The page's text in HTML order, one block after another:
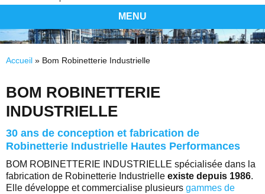
MENU
Vous êtes ici
Accueil » Bom Robinetterie Industrielle
BOM ROBINETTERIE
INDUSTRIELLE
30 ans de conception et fabrication de
Robinetterie Industrielle Hautes Performances
BOM ROBINETTERIE INDUSTRIELLE spécialisée dans la
fabrication de Robinetterie Industrielle existe depuis 1986.
Elle développe et commercialise plusieurs gammes de